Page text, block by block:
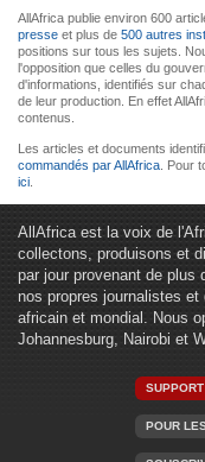
AllAfrica publie environ 600
presse et plus de 500 autres
positions sur tous les sujets.
l'opposition que celles du
d'informations, identifiés sur
de leur production. En effet
contenus.
Les articles et documents
commandés par AllAfrica . Pour
ici
AllAfrica est la voix de
collectons, produisons et
par jour provenant de plus
nos propres journalistes
africain et mondial. Nous
Johannesburg, Nairobi et
POUR